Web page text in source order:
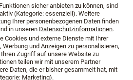
sicher anbieten zu können, sind
(Kategorie: essenziell). Weitere
Ihrer personenbezogenen Daten finden
in unseren Datenschutzinformationen.
Cookies und externe Dienste mit Ihrer
und Anzeigen zu personalisieren,
Zugriff auf unsere Website zu
teilen wir mit unserem Partner
Daten, die er bisher gesammelt hat, mit
Marketing).